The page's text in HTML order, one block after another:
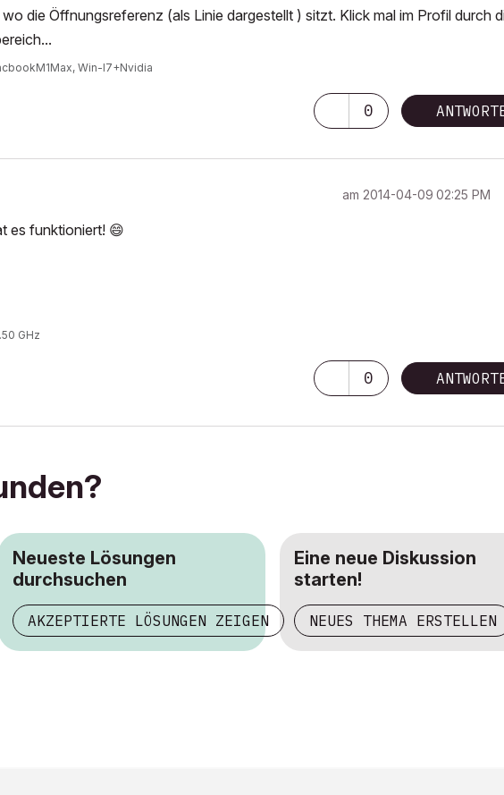
die Öffnungsreferenz (als Linie dargestellt ) sitzt. Klick mal im Profil durch
Win-I7+Nvidia
0
am ‎2014-04-09 02:25 PM
es funktioniert! 😄
GHz
0
Neueste Lösungen
durchsuchen
AKZEPTIERTE LÖSUNGEN ZEIGEN
Eine neue Diskussion
starten!
NEUES THEMA ERSTELLEN